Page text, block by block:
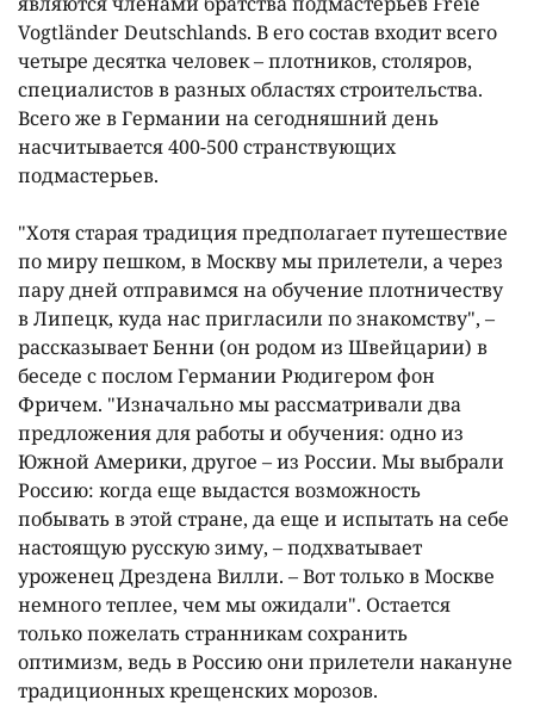
Vogtländer Deutschlands. В его состав входит всего
четыре десятка человек – плотников, столяров,
специалистов в разных областях строительства.
Всего же в Германии на сегодняшний день
насчитывается 400-500 странствующих
подмастерьев.
"Хотя старая традиция предполагает путешествие
по миру пешком, в Москву мы прилетели, а через
пару дней отправимся на обучение плотничеству
в Липецк, куда нас пригласили по знакомству", –
рассказывает Бенни (он родом из Швейцарии) в
беседе с послом Германии Рюдигером фон
Фричем. "Изначально мы рассматривали два
предложения для работы и обучения: одно из
Южной Америки, другое – из России. Мы выбрали
Россию: когда еще выдастся возможность
побывать в этой стране, да еще и испытать на себе
настоящую русскую зиму, – подхватывает
уроженец Дрездена Вилли. – Вот только в Москве
немного теплее, чем мы ожидали". Остается
только пожелать странникам сохранить
оптимизм, ведь в Россию они прилетели накануне
традиционных крещенских морозов.